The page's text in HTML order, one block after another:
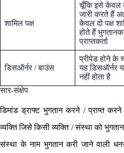
शामिल पक्ष
चूँकि इसे केवल
जारी करते हैं
केवल दो पक्ष
होते हैं
प्राप्तकर्ता
डिसऑर्नर / बाउंस
प्रीपेड होने के
यह डिसऑर्नर
नहीं होता है
सार-संक्षेप
डिमांड ड्राफ्ट भुगतान करने / प्राप्त
व्यक्ति जिसे किसी व्यक्ति / संस्था को
संस्था के नाम भुगतान करी जाने वाली